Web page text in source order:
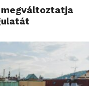
megváltoztatja